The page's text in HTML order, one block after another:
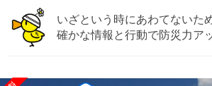
いざという時にあわてないた
確かな情報と行動で防災力ア